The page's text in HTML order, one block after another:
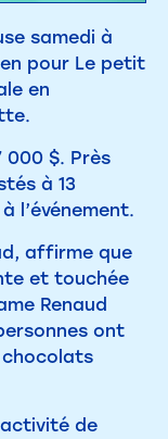
samedi à
pour Le petit
en
000 $. Près
à 13
l’événement.
affirme que
et touchée
Renaud
ont
de